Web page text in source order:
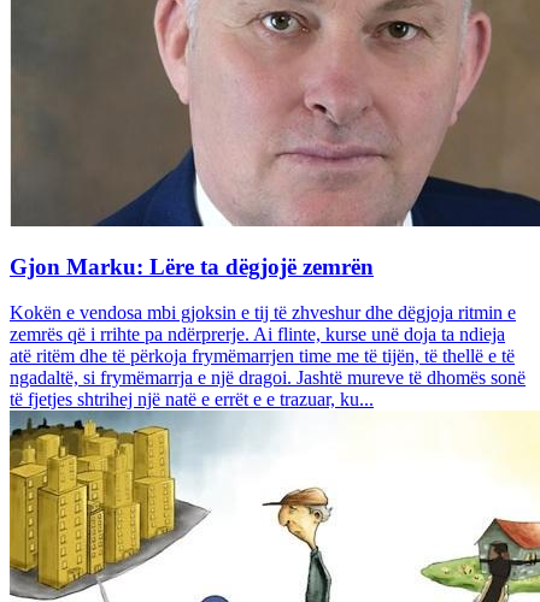
Gjon Marku: Lëre ta dëgjojë zemrën
Kokën e vendosa mbi gjoksin e tij të zhveshur dhe dëgjoja ritmin e
zemrës që i rrihte pa ndërprerje. Ai flinte, kurse unë doja ta ndieja
atë ritëm dhe të përkoja frymëmarrjen time me të tijën, të thellë e të
ngadaltë, si frymëmarrja e një dragoi. Jashtë mureve të dhomës sonë
të fjetjes shtrihej një natë e errët e e trazuar, ku...